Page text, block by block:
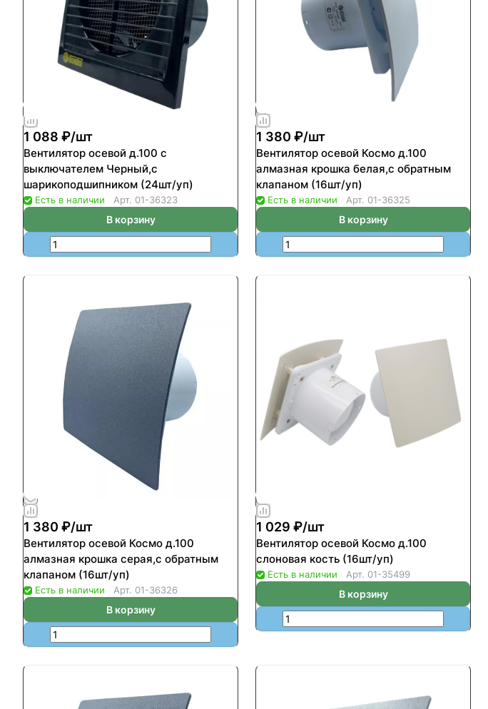
1 088 ₽/шт
Вентилятор осевой д.100 с
выключателем Черный,с
шарикоподшипником (24шт/уп)
Есть в наличии Арт. 01-36323
В корзину
1 380 ₽/шт
Вентилятор осевой Космо д.100
алмазная крошка белая,с обратным
клапаном (16шт/уп)
Есть в наличии Арт. 01-36325
В корзину
1 380 ₽/шт
Вентилятор осевой Космо д.100
алмазная крошка серая,с обратным
клапаном (16шт/уп)
Есть в наличии Арт. 01-36326
В корзину
1 029 ₽/шт
Вентилятор осевой Космо д.100
слоновая кость (16шт/уп)
Есть в наличии Арт. 01-35499
В корзину